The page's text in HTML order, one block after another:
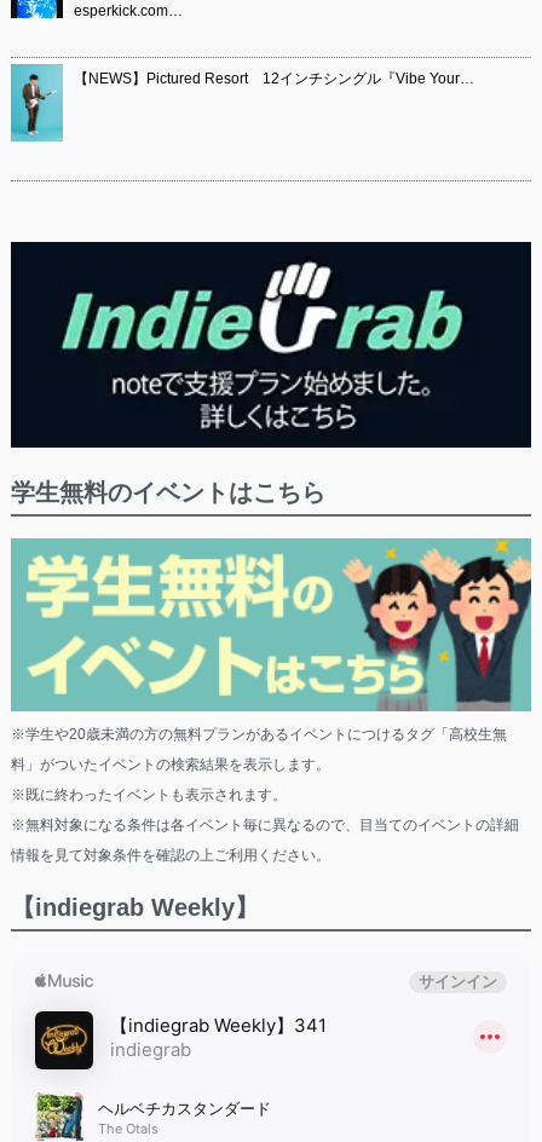
esperkick.com…
【NEWS】Pictured Resort 12インチシングル『Vibe Your…
学生無料のイベントはこちら
※学生や20歳未満の方の無料プランがあるイベントにつけるタグ「高校生無
料」がついたイベントの検索結果を表示します。
※既に終わったイベントも表示されます。
※無料対象になる条件は各イベント毎に異なるので、目当てのイベントの詳細
情報を見て対象条件を確認の上ご利用ください。
【indiegrab Weekly】